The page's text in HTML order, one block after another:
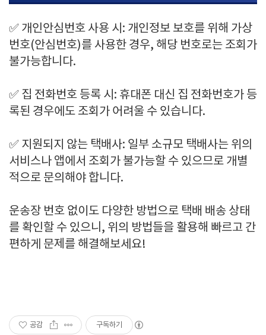
✅ 개인안심번호 사용 시: 개인정보 보호를 위해 가상
번호(안심번호)를 사용한 경우, 해당 번호로는 조회가
불가능합니다.
✅ 집 전화번호 등록 시: 휴대폰 대신 집 전화번호가 등
록된 경우에도 조회가 어려울 수 있습니다.
✅ 지원되지 않는 택배사: 일부 소규모 택배사는 위의
서비스나 앱에서 조회가 불가능할 수 있으므로 개별
적으로 문의해야 합니다.
운송장 번호 없이도 다양한 방법으로 택배 배송 상태
를 확인할 수 있으니, 위의 방법들을 활용해 빠르고 간
편하게 문제를 해결해보세요!
공감 구독하기